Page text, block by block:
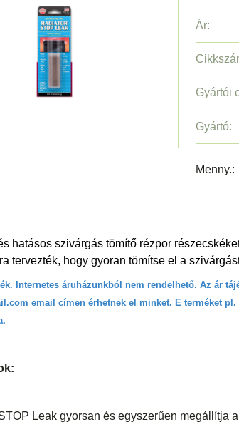
Ár:
Gyártói
Gyártó:
Menny.:
hatásos szivárgás tömítő rézpor
tervezték, hogy gyoran tömítse el a
Internetes áruházunkból nem rendelhető. Az ár
email címen érhetnek el minket. E terméket
Leak gyorsan és egyszerűen megállítja